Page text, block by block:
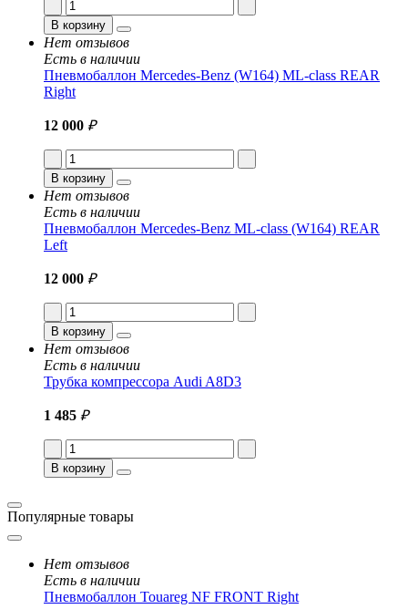
В корзину
Нет отзывов
Есть в наличии
Пневмобаллон Mercedes-Benz (W164) ML-class REAR
Right
12 000 ₽
В корзину
Нет отзывов
Есть в наличии
Пневмобаллон Mercedes-Benz ML-class (W164) REAR
Left
12 000 ₽
В корзину
Нет отзывов
Есть в наличии
Трубка компрессора Audi A8D3
1 485 ₽
В корзину
Популярные товары
Нет отзывов
Есть в наличии
Пневмобаллон Touareg NF FRONT Right